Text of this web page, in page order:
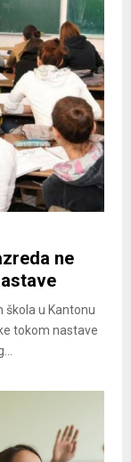
ne
škola u Kantonu
tokom nastave